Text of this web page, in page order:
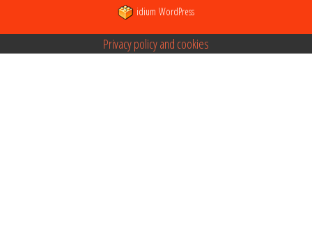
idium WordPress
Privacy policy and cookies